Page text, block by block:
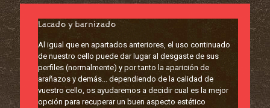
Lacado y barnizado
Al igual que en apartados anteriores, el uso continuado
de nuestro cello puede dar lugar al desgaste de sus
perfiles (normalmente) y por tanto la aparición de
arañazos y demás... dependiendo de la calidad de
vuestro cello, os ayudaremos a decidir cual es la mejor
opción para recuperar un buen aspecto estético